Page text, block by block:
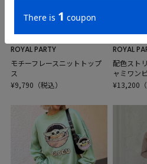
ROYAL PARTY
モチーフレースニットトップ
ス
¥9,790（税込）
ROYAL
配色スト
ャミワン
¥13,200（